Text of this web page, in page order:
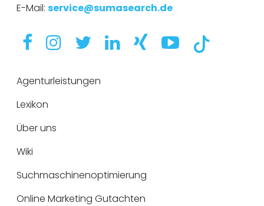
E-Mail: service@sumasearch.de
Agenturleistungen
Lexikon
Über uns
Wiki
Suchmaschinenoptimierung
Online Marketing Gutachten